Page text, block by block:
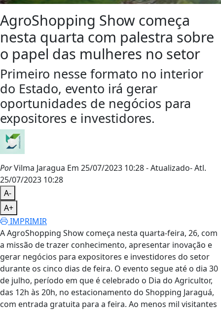
AgroShopping Show começa
nesta quarta com palestra sobre
o papel das mulheres no setor
Primeiro nesse formato no interior
do Estado, evento irá gerar
oportunidades de negócios para
expositores e investidores.
PorVilma Jaragua Em 25/07/2023 10:28- Atualizado- Atl.
25/07/2023 10:28
A-
A+
IMPRIMIR
A AgroShopping Show começa nesta quarta-feira, 26, com
a missão de trazer conhecimento, apresentar inovação e
gerar negócios para expositores e investidores do setor
durante os cinco dias de feira. O evento segue até o dia 30
de julho, período em que é celebrado o Dia do Agricultor,
das 12h às 20h, no estacionamento do Shopping Jaraguá,
com entrada gratuita para a feira. Ao menos mil visitantes